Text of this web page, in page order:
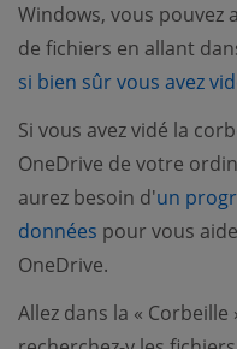
Windows, vous pouvez
de fichiers en allant
si bien sûr vous avez
Si vous avez vidé la
OneDrive de votre
aurez besoin d'un
données (opens new
pour vous
OneDrive.
Allez dans la «